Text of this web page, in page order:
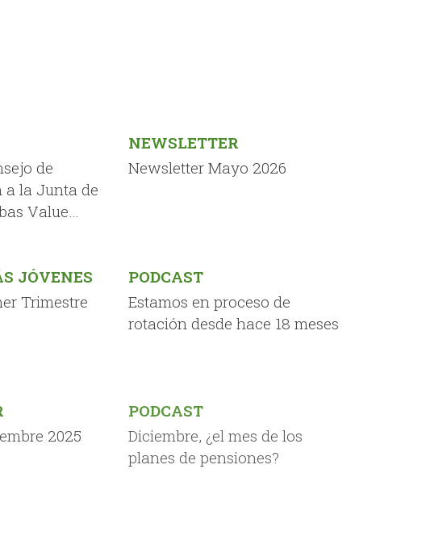
de
la Junta de
Value
NEWSLETTER
Newsletter Mayo 2026
JÓVENES
Trimestre
PODCAST
Estamos en proceso de
rotación desde hace 18 meses
2025
PODCAST
Diciembre, ¿el mes de los
planes de pensiones?